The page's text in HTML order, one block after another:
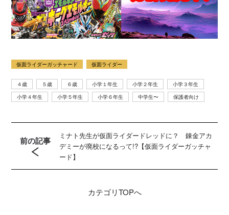
仮面ライダーガッチャード 仮面ライダー
４歳 ５歳 ６歳 小学１年生 小学２年生
小学３年生
小学４年生
小学５年生 小学６年生 中学生〜 保護者向け
前の記事
ミナト先生が仮面ライダードレッドに？ 錬金アカ
デミーが廃校になるって!?【仮面ライダーガッチャ
ード】
カテゴリTOPへ